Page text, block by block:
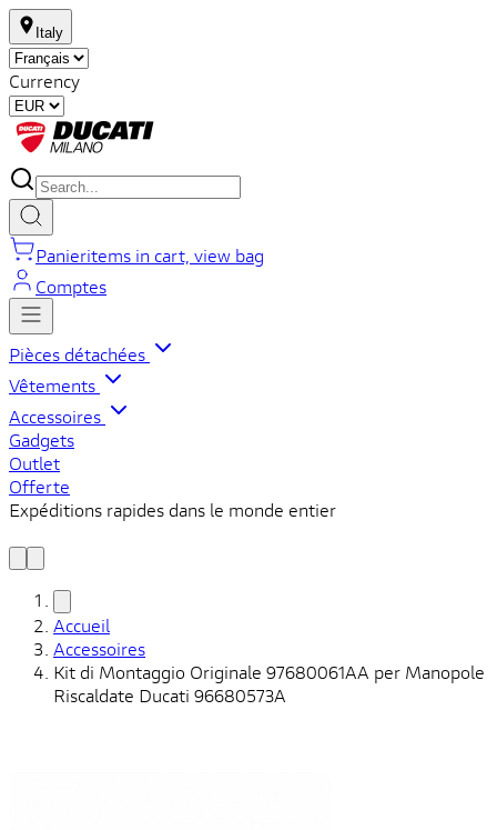
Italy
Currency
Panieritems in cart, view bag
Comptes
Pièces détachées
Vêtements
Accessoires
Gadgets
Outlet
Offerte
Expéditions rapides dans le monde entier
Accueil
Accessoires
Kit di Montaggio Originale 97680061AA per Manopole
Riscaldate Ducati 96680573A